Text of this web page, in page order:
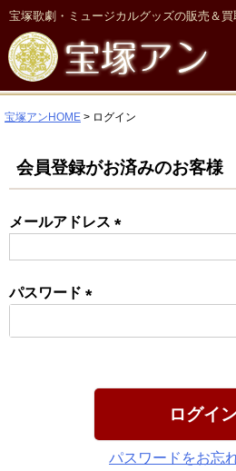
宝塚歌劇・ミュージカルグッズの販売＆
宝塚アンHOME ログイン
会員登録がお済みのお客様
メールアドレス
パスワード
須)
ログイ
パスワードをお忘